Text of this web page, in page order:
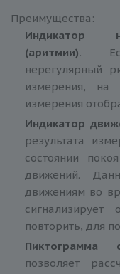
Преимущества:
Индикатор
(аритмии).
нерегулярный
измерения, на
измерения
Индикатор
результата
состоянии
движений.
движениям во
повторить, для
Пиктограмма
позволяет